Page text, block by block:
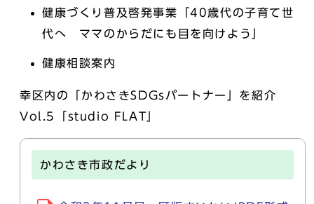
健康づくり普及啓発事業「40歳代の子育て世
代へ ママのからだにも目を向けよう」
健康相談案内
幸区内の「かわさきSDGsパートナー」を紹介
Vol.5「studio FLAT」
かわさき市政だより